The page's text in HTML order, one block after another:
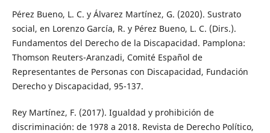
Pérez Bueno, L. C. y Álvarez Martínez, G. (2020). Sustrato
social, en Lorenzo García, R. y Pérez Bueno, L. C. (Dirs.).
Fundamentos del Derecho de la Discapacidad. Pamplona:
Thomson Reuters-Aranzadi, Comité Español de
Representantes de Personas con Discapacidad, Fundación
Derecho y Discapacidad, 95-137.
Rey Martínez, F. (2017). Igualdad y prohibición de
discriminación: de 1978 a 2018. Revista de Derecho Político,